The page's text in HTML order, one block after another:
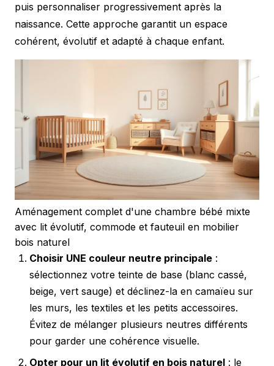
puis personnaliser progressivement après la
naissance. Cette approche garantit un espace
cohérent, évolutif et adapté à chaque enfant.
Aménagement complet d'une chambre bébé mixte
avec lit évolutif, commode et fauteuil en mobilier
bois naturel
Choisir UNE couleur neutre principale :
sélectionnez votre teinte de base (blanc cassé,
beige, vert sauge) et déclinez-la en camaïeu sur
les murs, les textiles et les petits accessoires.
Évitez de mélanger plusieurs neutres différents
pour garder une cohérence visuelle.
Opter pour un lit évolutif en bois naturel : le